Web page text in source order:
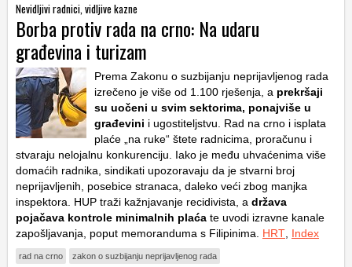
Nevidljivi radnici, vidljive kazne
Borba protiv rada na crno: Na udaru
građevina i turizam
Prema Zakonu o suzbijanju neprijavljenog rada
izrečeno je više od 1.100 rješenja, a prekršaji
su uočeni u svim sektorima, ponajviše u
građevini i ugostiteljstvu. Rad na crno i isplata
plaće „na ruke“ štete radnicima, proračunu i
stvaraju nelojalnu konkurenciju. Iako je među uhvaćenima više
domaćih radnika, sindikati upozoravaju da je stvarni broj
neprijavljenih, posebice stranaca, daleko veći zbog manjka
inspektora. HUP traži kažnjavanje recidivista, a država
pojačava kontrole minimalnih plaća te uvodi izravne kanale
zapošljavanja, poput memoranduma s Filipinima. HRT Index
rad na crno zakon o suzbijanju neprijavljenog rada